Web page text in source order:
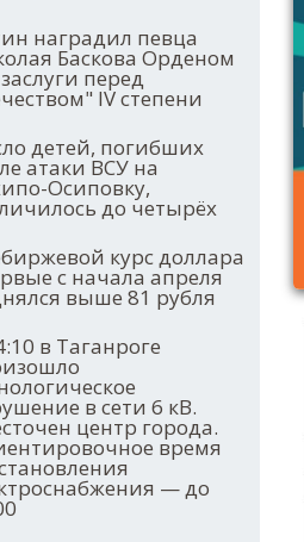
наградил певца
Баскова Орденом
перед
IV степени
детей, погибших
атаки ВСУ на
Осиповку,
до четырёх
курс доллара
с начала апреля
выше 81 рубля
в Таганроге
в сети 6 кВ.
центр города.
время
— до